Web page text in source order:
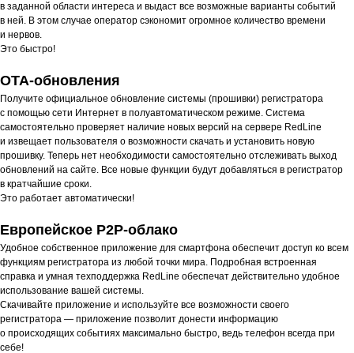
в заданной области интереса и выдаст все возможные варианты событий
в ней. В этом случае оператор сэкономит огромное количество времени
и нервов.
Это быстро!
OTA-обновления
Получите официальное обновление системы (прошивки) регистратора
с помощью сети Интернет в полуавтоматическом режиме. Система
самостоятельно проверяет наличие новых версий на сервере RedLine
и извещает пользователя о возможности скачать и установить новую
прошивку. Теперь нет необходимости самостоятельно отслеживать выход
обновлений на сайте. Все новые функции будут добавляться в регистратор
в кратчайшие сроки.
Это работает автоматически!
Европейское P2P-облако
Удобное собственное приложение для смартфона обеспечит доступ ко всем
функциям регистратора из любой точки мира. Подробная встроенная
справка и умная техподдержка RedLine обеспечат действительно удобное
использование вашей системы.
Скачивайте приложение и используйте все возможности своего
регистратора — приложение позволит донести информацию
о происходящих событиях максимально быстро, ведь телефон всегда при
себе!